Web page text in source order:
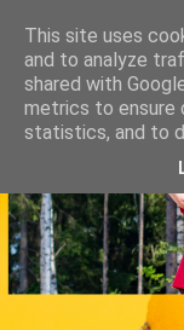
This site uses
and to analyze
shared with
metrics to ensure
statistics, and to